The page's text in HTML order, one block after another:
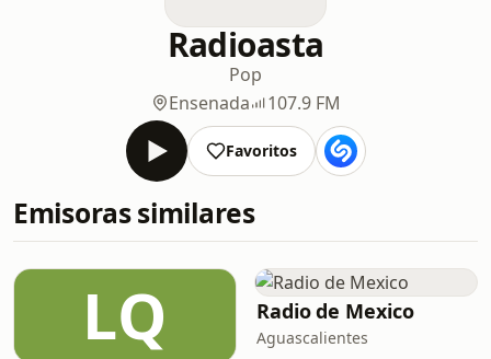
Radioasta
Pop
Ensenada
107.9 FM
Favoritos
Emisoras similares
LQ Radio de Mexico
Aguascalientes